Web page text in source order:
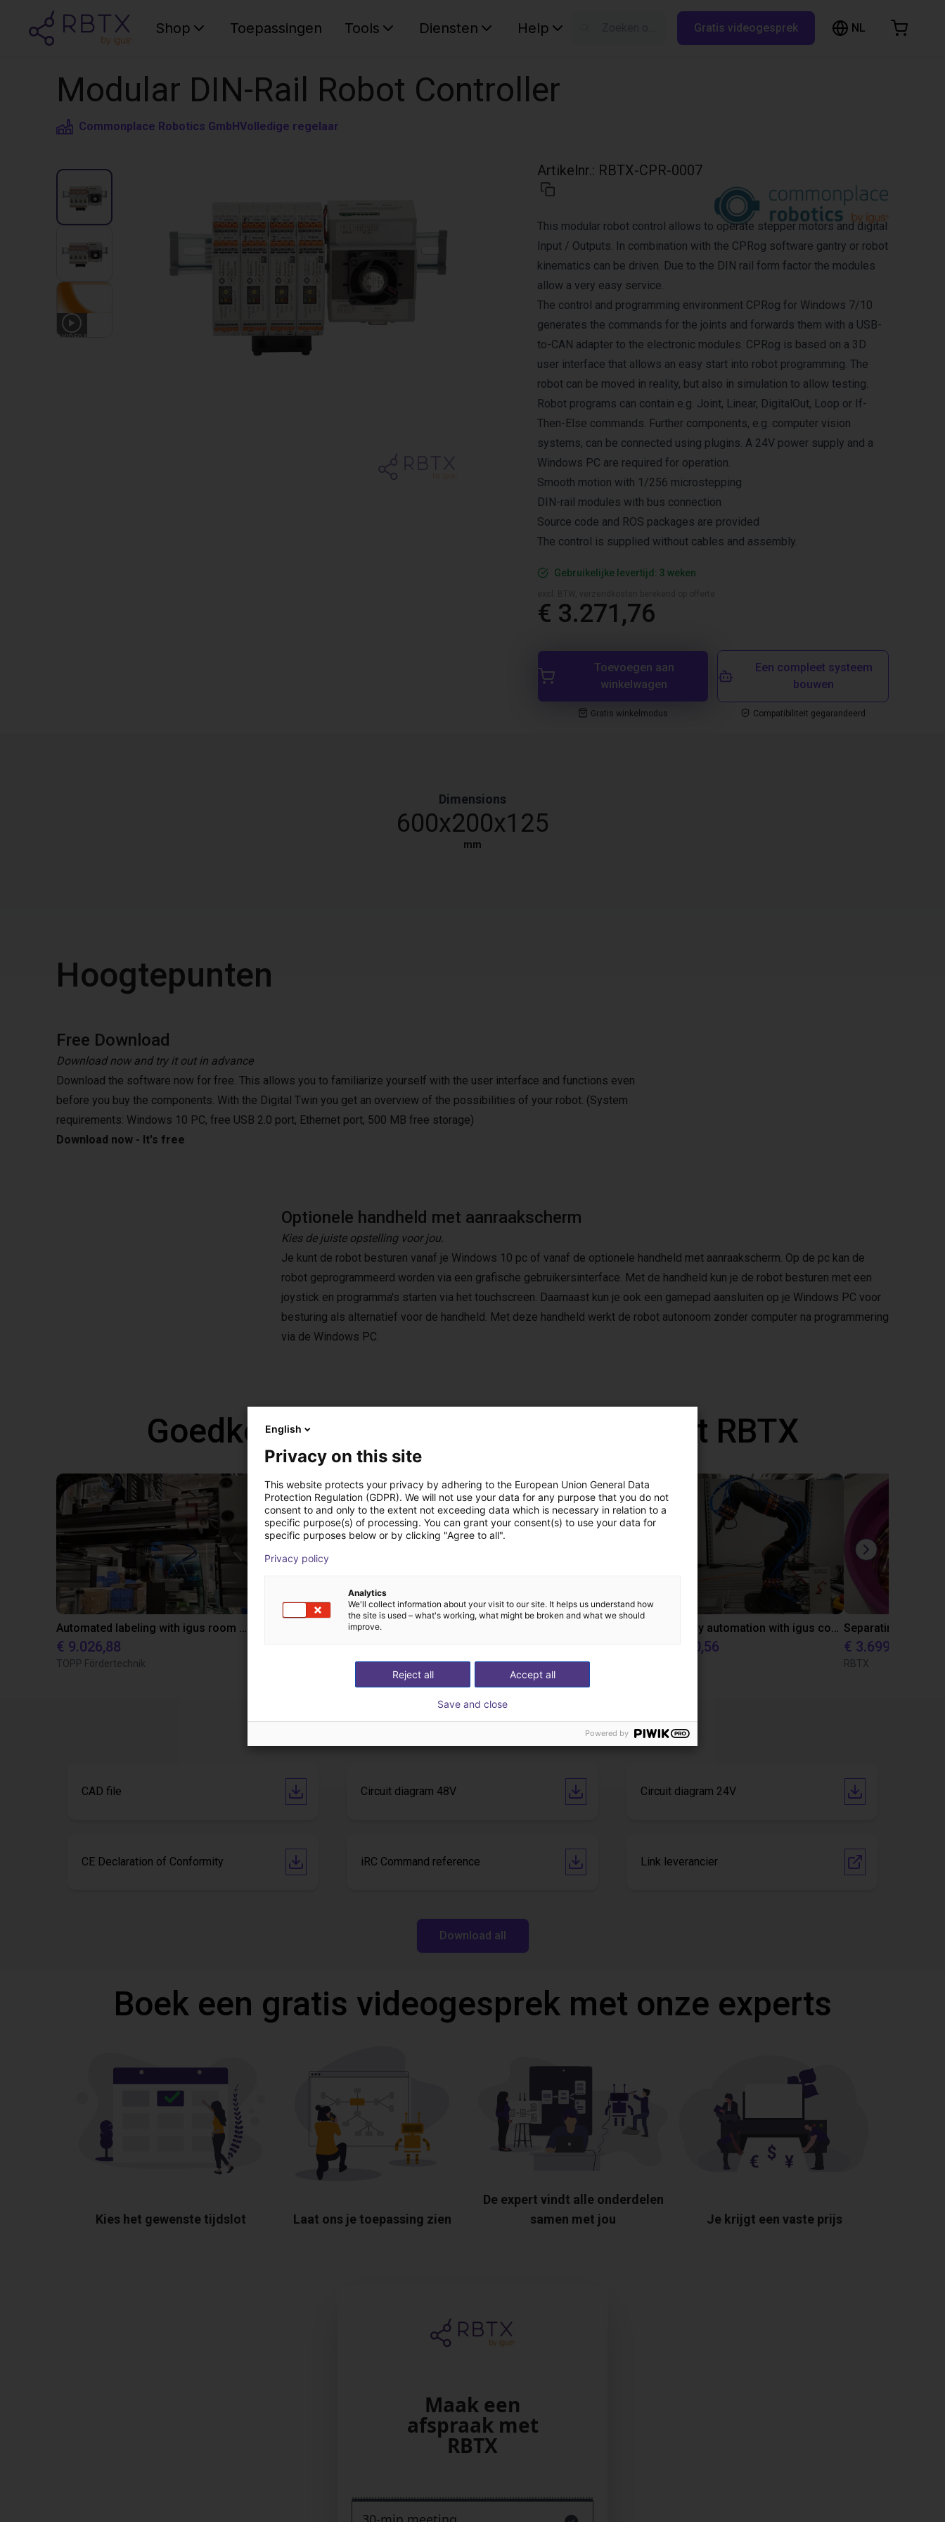
Shop Toepassingen Tools Diensten Help Gratis videogesprek NL
Modular DIN-Rail Robot Controller
Commonplace Robotics GmbHVolledige regelaar
4 VIDEOS
Artikelnr.: RBTX-CPR-0007
This modular robot control allows to operate stepper motors and digital
Input / Outputs. In combination with the CPRog software gantry or robot
kinematics can be driven. Due to the DIN rail form factor the modules
allow a very easy service.
The control and programming environment CPRog for Windows 7/10
generates the commands for the joints and forwards them with a USB-
to-CAN adapter to the electronic modules. CPRog is based on a 3D
user interface that allows an easy start into robot programming. The
robot can be moved in reality, but also in simulation to allow testing.
Robot programs can contain e.g. Joint, Linear, DigitalOut, Loop or If-
Then-Else commands. Further components, e.g. computer vision
systems, can be connected using plugins. A 24V power supply and a
Windows PC are required for operation.
Smooth motion with 1/256 microstepping
DIN-rail modules with bus connection
Source code and ROS packages are provided
The control is supplied without cables and assembly.
Gebruikelijke levertijd: 3 weken
€ 3.271,76
Toevoegen aan
winkelwagen
Gratis winkelmodus
Een compleet systeem
bouwen
Compatibiliteit gegarandeerd
Dimensions
600x200x125
mm
Hoogtepunten
Free Download
Download now and try it out in advance
Download the software now for free. This allows you to familiarize yourself with the user interface and functions even
before you buy the components. With the Digital Twin you get an overview of the possibilities of your robot. (System
requirements: Windows 10 PC, free USB 2.0 port, Ethernet port, 500 MB free storage)
Download now - It's free
Optionele handheld met aanraakscherm
Kies de juiste opstelling voor jou.
Je kunt de robot besturen vanaf je Windows 10 pc of vanaf de optionele handheld met aanraakscherm. Op de pc kan de
robot geprogrammeerd worden via een grafische gebruikersinterface. Met de handheld kun je de robot besturen met een
joystick en programma's starten via het touchscreen. Daarnaast kun je ook een gamepad aansluiten op je Windows PC voor
besturing als alternatief voor de handheld. Met deze handheld werkt de robot autonoom zonder computer na programmering
via de Windows PC.
Goedkope oplossingen gebouwd met RBTX
Automated labeling with igus room gantry and a cab label printer
€ 9.026,88
TOPP Fördertechnik Igus do brasil
Laboratory automation with igus cobot ReBeL 6DOF
€ 10.870,56 € 3.699
RBTX
Downloads
CAD file Circuit diagram 48V Circuit diagram 24V
CE Declaration of Conformity iRC Command reference Link leverancier
Download all
Boek een gratis videogesprek met onze experts
Kies het gewenste tijdslot Laat ons je toepassing zien
De expert vindt alle onderdelen
samen met jou
Je krijgt een vaste prijs
English
Privacy on this site
This website protects your privacy by adhering to the European Union General Data
Protection Regulation (GDPR). We will not use your data for any purpose that you do not
consent to and only to the extent not exceeding data which is necessary in relation to a
specific purpose(s) of processing. You can grant your consent(s) to use your data for
specific purposes below or by clicking "Agree to all".
Privacy policy
Analytics
We'll collect information about your visit to our site. It helps us understand how
the site is used – what's working, what might be broken and what we should
improve.
Accept all
Reject all
Save and close
Powered by